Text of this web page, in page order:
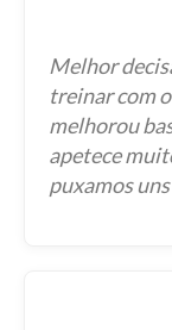
Melhor
treinar com
melhorou
apetece
puxamos